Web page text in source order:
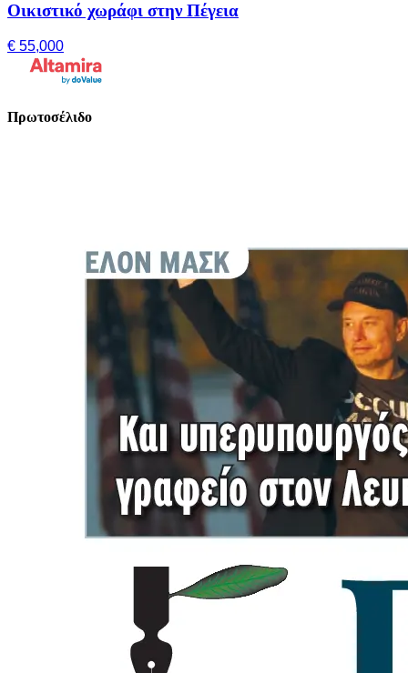
Οικιστικό χωράφι στην Πέγεια
€ 55,000
Πρωτοσέλιδο